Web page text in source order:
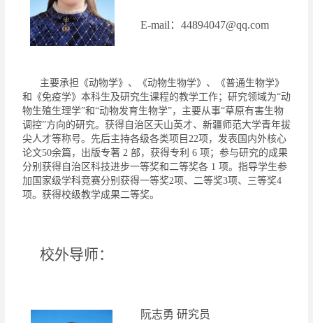
E-mail ： 44894047@qq.com
主要承担《动物学》、《动物生物学》、《普通生物学》
和《免疫学》本科生及研究生课程的教学工作；研究领域为“动
物生殖生理学”和“动物发育生物学”，主要从事“草原有害生物
调控”方向的研究。获得自治区天山英才、新疆师范大学青年拔
尖人才等称号。先后主持各级各类项目 22项，发表国内外核心
论文50余篇，出版专著 2 部，获得专利 6 项；参与研究的成果
分别获得自治区科技进步一等奖和二等奖各 1 项。指导学生参
加国家级学科竞赛分别获得一等奖2项、二等奖3项、三等奖4
项。获得校级教学成果二等奖。
校外导师：
阮志勇 研究员